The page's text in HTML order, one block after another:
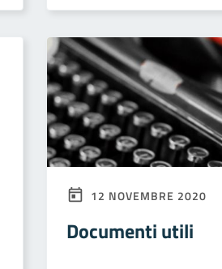
12 NOVEMBRE 2020
Documenti utili